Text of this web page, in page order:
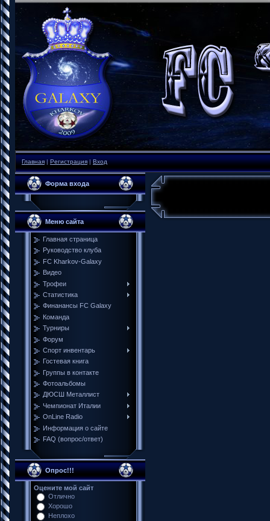
Главная|Регистрация|Вход
Форма входа
Меню сайта
Главная страница
Руководство клуба
FC Kharkov-Galaxy
Видео
Трофеи
Cтатистика
Финанансы FC Galaxy
Команда
Турниры
Форум
Спорт инвентарь
Гостевая книга
Группы в контакте
Фотоальбомы
ДЮСШ Металлист
Чемпионат Италии
ОnLine Radio
Информация о сайте
FAQ (вопрос/ответ)
Опрос!!!
Оцените мой сайт
Отлично
Хорошо
Неплохо